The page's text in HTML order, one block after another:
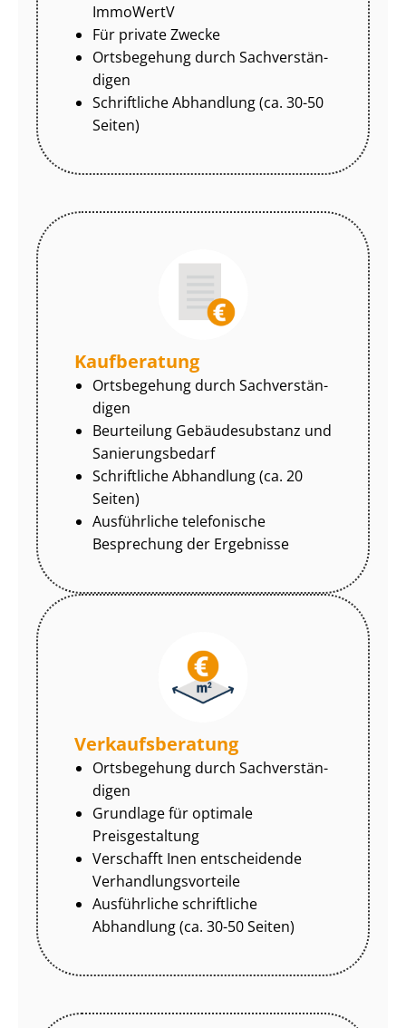
ImmoWertV
Für private Zwecke
Ortsbegehung durch Sach­ver­stän­
di­gen
Schriftliche Abhandlung (ca. 30-50
Seiten)
Kaufberatung
Ortsbegehung durch Sach­ver­stän­
di­gen
Beurteilung Gebäudesubstanz und
Sa­nie­rungs­be­darf
Schriftliche Abhandlung (ca. 20
Seiten)
Ausführliche telefonische
Besprechung der Ergebnisse
Ver­kaufs­be­ra­tung
Ortsbegehung durch Sach­ver­stän­
di­gen
Grundlage für optimale
Preisgestaltung
Verschafft Inen entscheidende
Ver­hand­lungs­vor­tei­le
Ausführliche schriftliche
Abhandlung (ca. 30-50 Seiten)